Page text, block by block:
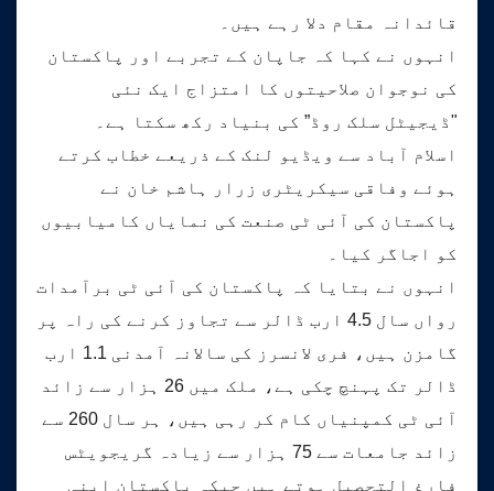
قائدانہ مقام دلا رہے ہیں۔
انہوں نے کہا کہ جاپان کے تجربے اور پاکستان
کی نوجوان صلاحیتوں کا امتزاج ایک نئی
"ڈیجیٹل سلک روڈ” کی بنیاد رکھ سکتا ہے۔
اسلام آباد سے ویڈیو لنک کے ذریعے خطاب کرتے
ہوئے وفاقی سیکریٹری زرار ہاشم خان نے
پاکستان کی آئی ٹی صنعت کی نمایاں کامیابیوں
کو اجاگر کیا۔
انہوں نے بتایا کہ پاکستان کی آئی ٹی برآمدات
رواں سال 4.5 ارب ڈالر سے تجاوز کرنے کی راہ پر
گامزن ہیں، فری لانسرز کی سالانہ آمدنی 1.1 ارب
ڈالر تک پہنچ چکی ہے، ملک میں 26 ہزار سے زائد
آئی ٹی کمپنیاں کام کر رہی ہیں، ہر سال 260 سے
زائد جامعات سے 75 ہزار سے زیادہ گریجویٹس
فارغ التحصیل ہوتے ہیں جبکہ پاکستان اپنی